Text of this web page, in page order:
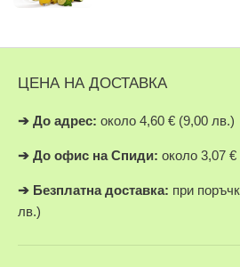
ЦЕНА НА ДОСТАВКА
➔ До адрес: около 4,60 € (9,00 лв.)
➔ До офис на Спиди: около 3,07
➔ Безплатна доставка: при
лв.)